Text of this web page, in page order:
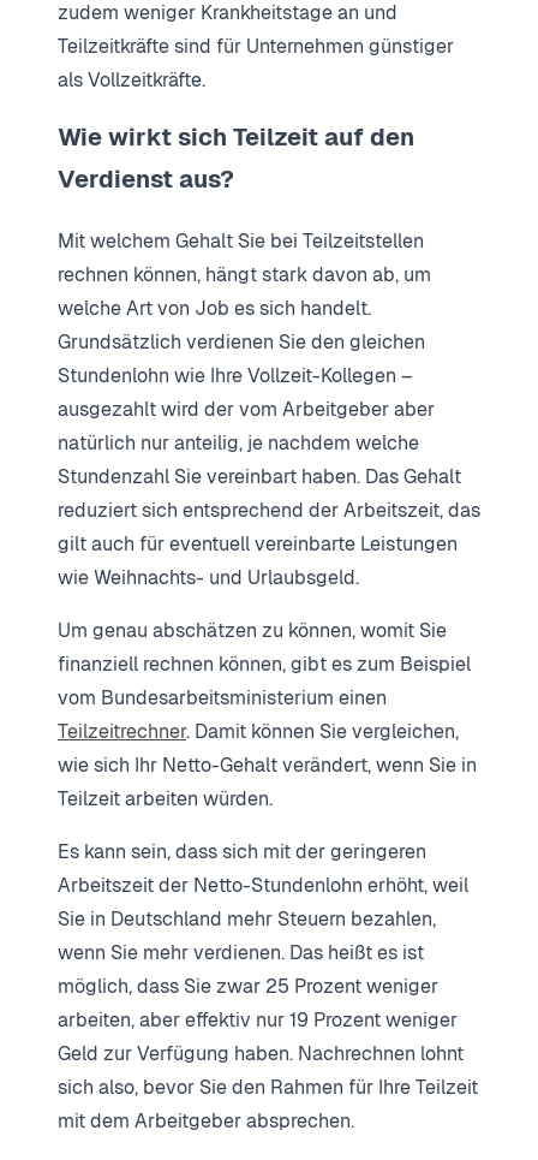
zudem weniger Krankheitstage an und
Teilzeitkräfte sind für Unternehmen günstiger
als Vollzeitkräfte.
Wie wirkt sich Teilzeit auf den
Verdienst aus?
Mit welchem Gehalt Sie bei Teilzeitstellen
rechnen können, hängt stark davon ab, um
welche Art von Job es sich handelt.
Grundsätzlich verdienen Sie den gleichen
Stundenlohn wie Ihre Vollzeit-Kollegen –
ausgezahlt wird der vom Arbeitgeber aber
natürlich nur anteilig, je nachdem welche
Stundenzahl Sie vereinbart haben. Das Gehalt
reduziert sich entsprechend der Arbeitszeit, das
gilt auch für eventuell vereinbarte Leistungen
wie Weihnachts- und Urlaubsgeld.
Um genau abschätzen zu können, womit Sie
finanziell rechnen können, gibt es zum Beispiel
vom Bundesarbeitsministerium einen
Teilzeitrechner. Damit können Sie vergleichen,
wie sich Ihr Netto-Gehalt verändert, wenn Sie in
Teilzeit arbeiten würden.
Es kann sein, dass sich mit der geringeren
Arbeitszeit der Netto-Stundenlohn erhöht, weil
Sie in Deutschland mehr Steuern bezahlen,
wenn Sie mehr verdienen. Das heißt es ist
möglich, dass Sie zwar 25 Prozent weniger
arbeiten, aber effektiv nur 19 Prozent weniger
Geld zur Verfügung haben. Nachrechnen lohnt
sich also, bevor Sie den Rahmen für Ihre Teilzeit
mit dem Arbeitgeber absprechen.